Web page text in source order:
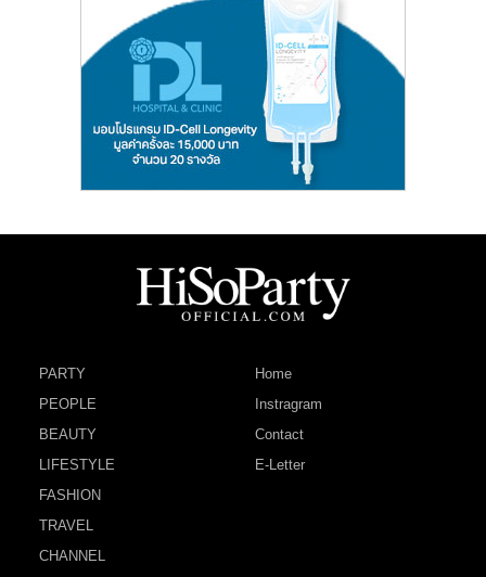
PARTY
PEOPLE
BEAUTY
LIFESTYLE
FASHION
TRAVEL
CHANNEL
Home
Instragram
Contact
E-Letter